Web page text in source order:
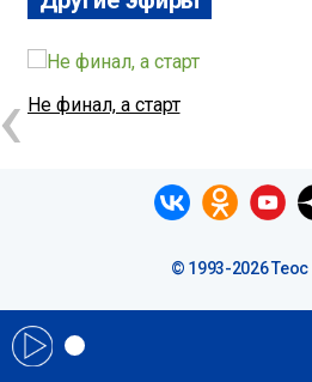
Не финал, а старт
© 1993-2026